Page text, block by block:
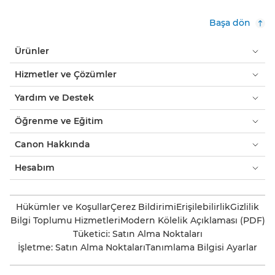
Başa dön
Ürünler
Hizmetler ve Çözümler
Yardım ve Destek
Öğrenme ve Eğitim
Canon Hakkında
Hesabım
Hükümler ve KoşullarÇerez BildirimiErişilebilirlikGizlilik
Bilgi Toplumu HizmetleriModern Kölelik Açıklaması (PDF)
Tüketici: Satın Alma Noktaları
İşletme: Satın Alma NoktalarıTanımlama Bilgisi Ayarlar